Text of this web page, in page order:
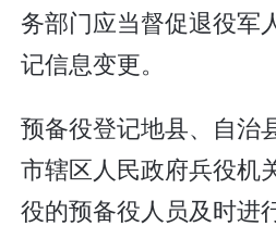
务部门应当督促退役军
记信息变更。
预备役登记地县、自治
市辖区人民政府兵役机
役的预备役人员及时进